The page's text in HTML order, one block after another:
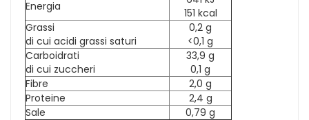
Energia
151 kcal
Grassi
di cui acidi grassi saturi
0,2 g
<0,1 g
Carboidrati
di cui zuccheri
33,9 g
0,1 g
Fibre
2,0 g
Proteine
2,4 g
Sale
0,79 g